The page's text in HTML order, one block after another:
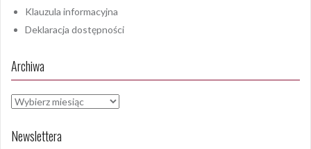
Klauzula informacyjna
Deklaracja dostępności
Archiwa
Archiwa
Newslettera